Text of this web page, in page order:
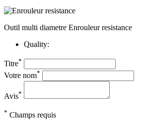
Outil multi diametre Enrouleur resistance
Quality:
Titre*
Votre nom*
Avis*
* Champs requis